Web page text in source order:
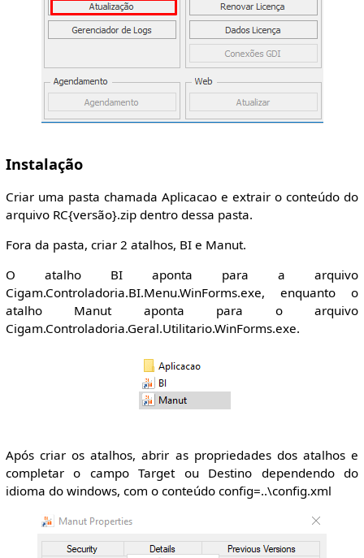
Instalação
Criar uma pasta chamada Aplicacao e extrair o conteúdo do
arquivo RC{versão}.zip dentro dessa pasta.
Fora da pasta, criar 2 atalhos, BI e Manut.
O atalho BI aponta para a arquivo
Cigam.Controladoria.BI.Menu.WinForms.exe, enquanto o
atalho Manut aponta para o arquivo
Cigam.Controladoria.Geral.Utilitario.WinForms.exe.
Após criar os atalhos, abrir as propriedades dos atalhos e
completar o campo Target ou Destino dependendo do
idioma do windows, com o conteúdo config=..\config.xml